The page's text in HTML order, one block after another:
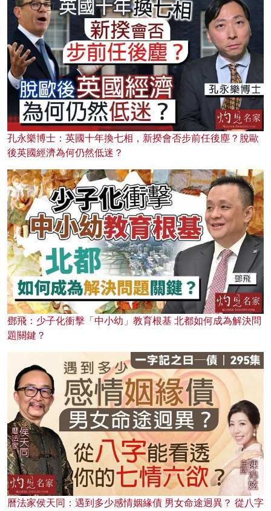
孔永樂博士：英國十年換七相，新揆會否步前任後塵？脫歐
後英國經濟為何仍然低迷？
鄧飛：少子化衝擊「中小幼」教育根基 北都如何成為解決問
題關鍵？
曆法家侯天同：遇到多少感情姻緣債 男女命途迥異？ 從八字